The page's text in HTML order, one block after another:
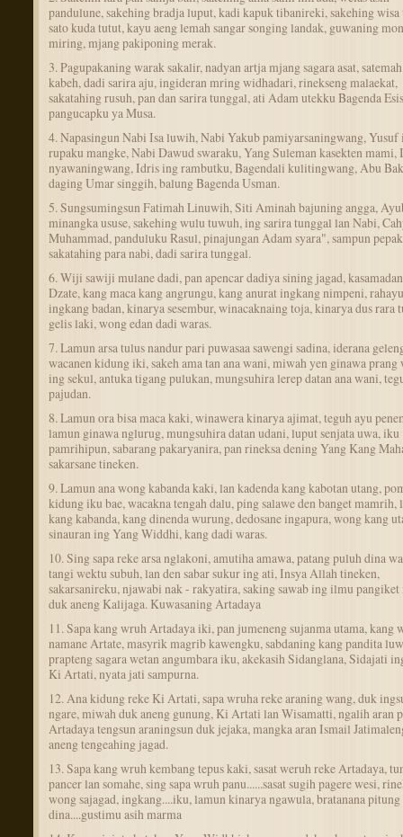
pandulune, sakehing bradja luput, kadi kapuk tibanireki, sakehing wisa
sato kuda tutut, kayu aeng lemah sangar songing landak, guwaning
miring, mjang pakiponing merak.
3. Pagupakaning warak sakalir, nadyan artja mjang sagara asat,
kabeh, dadi sarira aju, ingideran mring widhadari, rinekseng malaekat,
sakatahing rusuh, pan dan sarira tunggal, ati Adam utekku Bagenda
pangucapku ya Musa.
4. Napasingun Nabi Isa luwih, Nabi Yakub pamiyarsaningwang, Yusuf
rupaku mangke, Nabi Dawud swaraku, Yang Suleman kasekten mami,
nyawaningwang, Idris ing rambutku, Bagendali kulitingwang, Abu
daging Umar singgih, balung Bagenda Usman.
5. Sungsumingsun Fatimah Linuwih, Siti Aminah bajuning angga,
minangka ususe, sakehing wulu tuwuh, ing sarira tunggal lan Nabi,
Muhammad, panduluku Rasul, pinajungan Adam syara", sampun pepak
sakatahing para nabi, dadi sarira tunggal.
6. Wiji sawiji mulane dadi, pan apencar dadiya sining jagad,
Dzate, kang maca kang angrungu, kang anurat ingkang nimpeni, rahayu
ingkang badan, kinarya sesembur, winacaknaing toja, kinarya dus rara
gelis laki, wong edan dadi waras.
7. Lamun arsa tulus nandur pari puwasaa sawengi sadina, iderana
wacanen kidung iki, sakeh ama tan ana wani, miwah yen ginawa prang
ing sekul, antuka tigang pulukan, mungsuhira lerep datan ana wani,
pajudan.
8. Lamun ora bisa maca kaki, winawera kinarya ajimat, teguh ayu
lamun ginawa nglurug, mungsuhira datan udani, luput senjata uwa, iku
pamrihipun, sabarang pakaryanira, pan rineksa dening Yang Kang
sakarsane tineken.
9. Lamun ana wong kabanda kaki, lan kadenda kang kabotan utang,
kidung iku bae, wacakna tengah dalu, ping salawe den banget
kang kabanda, kang dinenda wurung, dedosane ingapura, wong kang
sinauran ing Yang Widdhi, kang dadi waras.
10. Sing sapa reke arsa nglakoni, amutiha amawa, patang puluh dina
tangi wektu subuh, lan den sabar sukur ing ati, Insya Allah tineken,
sakarsanireku, njawabi nak - rakyatira, saking sawab ing ilmu pangiket
duk aneng Kalijaga. Kuwasaning Artadaya
11. Sapa kang wruh Artadaya iki, pan jumeneng sujanma utama, kang
namane Artate, masyrik magrib kawengku, sabdaning kang pandita
prapteng sagara wetan angumbara iku, akekasih Sidanglana, Sidajati
Ki Artati, nyata jati sampurna.
12. Ana kidung reke Ki Artati, sapa wruha reke araning wang, duk
ngare, miwah duk aneng gunung, Ki Artati lan Wisamatti, ngalih aran
Artadaya tengsun araningsun duk jejaka, mangka aran Ismail
aneng tengeahing jagad.
13. Sapa kang wruh kembang tepus kaki, sasat weruh reke Artadaya,
pancer lan somahe, sing sapa wruh panu......sasat sugih pagere wesi,
wong sajagad, ingkang....iku, lamun kinarya ngawula, bratanana pitung
dina....gustimu asih marma